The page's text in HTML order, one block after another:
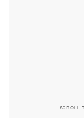
SCROLL